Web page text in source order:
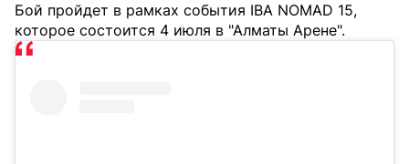
Бой пройдет в рамках события IBA NOMAD 15,
которое состоится 4 июля в "Алматы Арене".